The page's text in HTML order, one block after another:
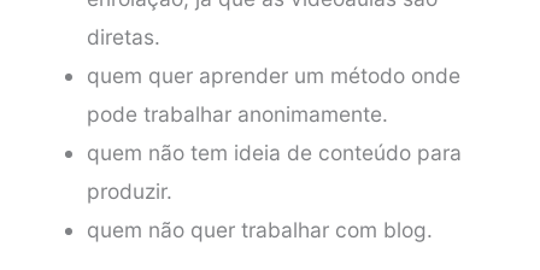
diretas.
quem quer aprender um método onde
pode trabalhar anonimamente.
quem não tem ideia de conteúdo para
produzir.
quem não quer trabalhar com blog.